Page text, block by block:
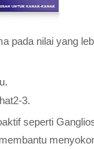
pada nilai yang
3.
seperti